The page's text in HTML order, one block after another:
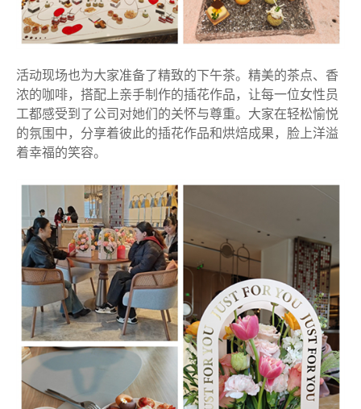
活动现场也为大家准备了精致的下午茶。精美的茶点、香
浓的咖啡，搭配上亲手制作的插花作品，让每一位女性员
工都感受到了公司对她们的关怀与尊重。大家在轻松愉悦
的氛围中，分享着彼此的插花作品和烘焙成果，脸上洋溢
着幸福的笑容。